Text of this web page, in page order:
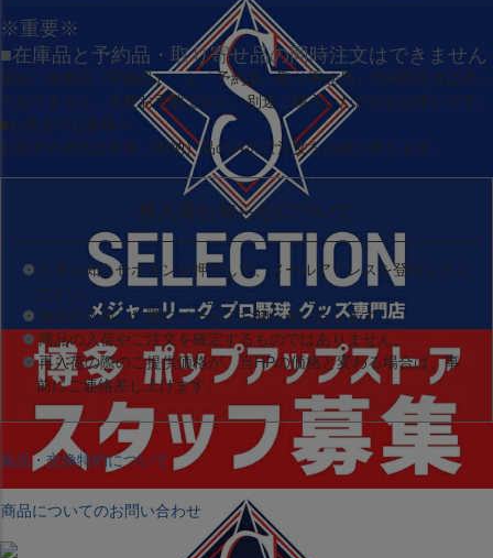
※重要※
■在庫品と予約品・取り寄せ品の同時注文はできません
現在 「在庫品（即納品）」と「予約品・取り寄せ品」 の同時注文は承っ
ておりません。大変お手数ですが、別途ご購入いただければ幸いです。
■お急ぎのお客様へ
お急ぎの場合は 在庫（即納）品のみのご注文をお願い致します。
再入荷お知らせについて
入荷お知らせボタンを押下して、メールアドレスを登録してく
ださい。
商品が入荷した際にメールでお知らせいたします。
商品の入荷やご注文を確定するものではありません。
再入荷の際のご提供価格が、当HPの価格と変わる場合は、事
前にご連絡差し上げます。
返品・交換特約について
商品についてのお問い合わせ